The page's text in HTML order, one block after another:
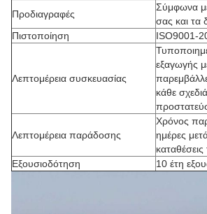
Προδιαγραφές
Σύμφωνα
σας και τα
Πιστοποίηση
ISO9001-
Λεπτομέρεια συσκευασίας
εξαγωγής
κάθε
Λεπτομέρεια παράδοσης
Χρόνος
ημέρες
Εξουσιοδότηση
10 έτη